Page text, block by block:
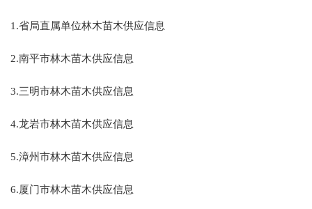
1.省局直属单位林木苗木供应信息
2.南平市林木苗木供应信息
3.三明市林木苗木供应信息
4.龙岩市林木苗木供应信息
5.漳州市林木苗木供应信息
6.厦门市林木苗木供应信息